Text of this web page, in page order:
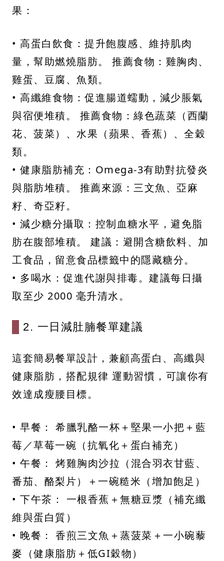
果：
• 高蛋白飲食：提升飽腹感、維持肌肉
量，幫助燃燒脂肪。 推薦食物：雞胸肉、
雞蛋、豆腐、魚類。
• 高纖維食物：促進腸道蠕動，減少脹氣
與宿便堆積。 推薦食物：綠色蔬菜（西蘭
花、菠菜）、水果（蘋果、香蕉）、全穀
類。
• 健康脂肪補充：Omega-3有助對抗發炎
與脂肪堆積。 推薦來源：三文魚、亞麻
籽、奇亞籽。
• 減少糖分攝取：控制血糖水平，避免脂
肪在腹部堆積。 建議：避開含糖飲料、加
工食品，留意食品標籤中的隱藏糖分。
• 多喝水：促進代謝與排毒。建議每日攝
取至少 2000 毫升清水。
2. 一日減肚腩餐單建議
這套簡易餐單設計，兼顧高蛋白、高纖與
健康脂肪，搭配規律 運動習慣，可讓你有
效達成瘦腰目標。
• 早餐： 希臘乳酪一杯＋堅果一小把＋藍
莓／草莓一碗（抗氧化＋蛋白補充）
• 午餐： 烤雞胸肉沙拉（混合羽衣甘藍、
番茄、酪梨片）＋一碗糙米（增加飽足）
• 下午茶： 一根香蕉＋無糖豆漿（補充纖
維與蛋白質）
• 晚餐： 香煎三文魚＋蒸菠菜＋一小碗藜
麥（健康脂肪＋低GI穀物）